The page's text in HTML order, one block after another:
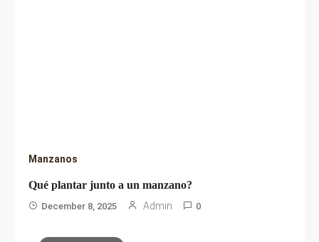
Manzanos
Qué plantar junto a un manzano?
December 8, 2025 Admin 0